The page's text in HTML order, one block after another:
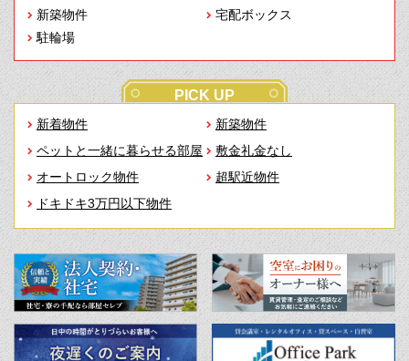
新築物件
宅配ボックス
駐輪場
PICK UP
新着物件
新築物件
ペットと一緒に暮らせる部屋
敷金礼金なし
オートロック物件
超駅近物件
ドキドキ3万円以下物件